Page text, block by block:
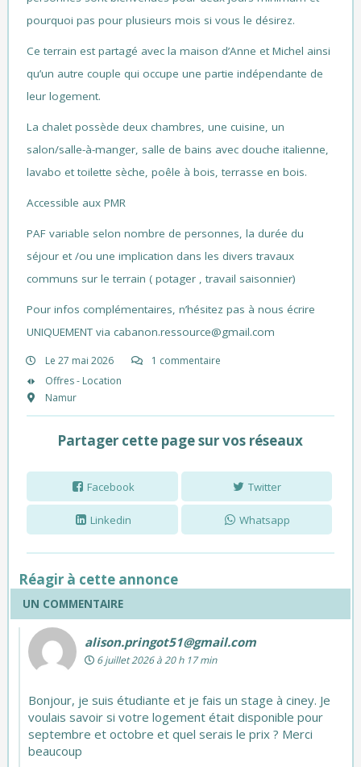
pourquoi pas pour plusieurs mois si vous le désirez.
Ce terrain est partagé avec la maison d’Anne et Michel ainsi
qu’un autre couple qui occupe une partie indépendante de
leur logement.
La chalet possède deux chambres, une cuisine, un
salon/salle-à-manger, salle de bains avec douche italienne,
lavabo et toilette sèche, poêle à bois, terrasse en bois.
Accessible aux PMR
PAF variable selon nombre de personnes, la durée du
séjour et /ou une implication dans les divers travaux
communs sur le terrain ( potager , travail saisonnier)
Pour infos complémentaires, n’hésitez pas à nous écrire
UNIQUEMENT viacabanon.ressource@gmail.com
Le 27 mai 2026
1 commentaire
Offres - Location
Namur
Partager cette page sur vos réseaux
Facebook Twitter
Linkedin Whatsapp
Réagir à cette annonce
UN COMMENTAIRE
alison.pringot51@gmail.com
6 juillet 2026 à 20 h 17 min
Bonjour, je suis étudiante et je fais un stage à ciney. Je
voulais savoir si votre logement était disponible pour
septembre et octobre et quel serais le prix ? Merci
beaucoup